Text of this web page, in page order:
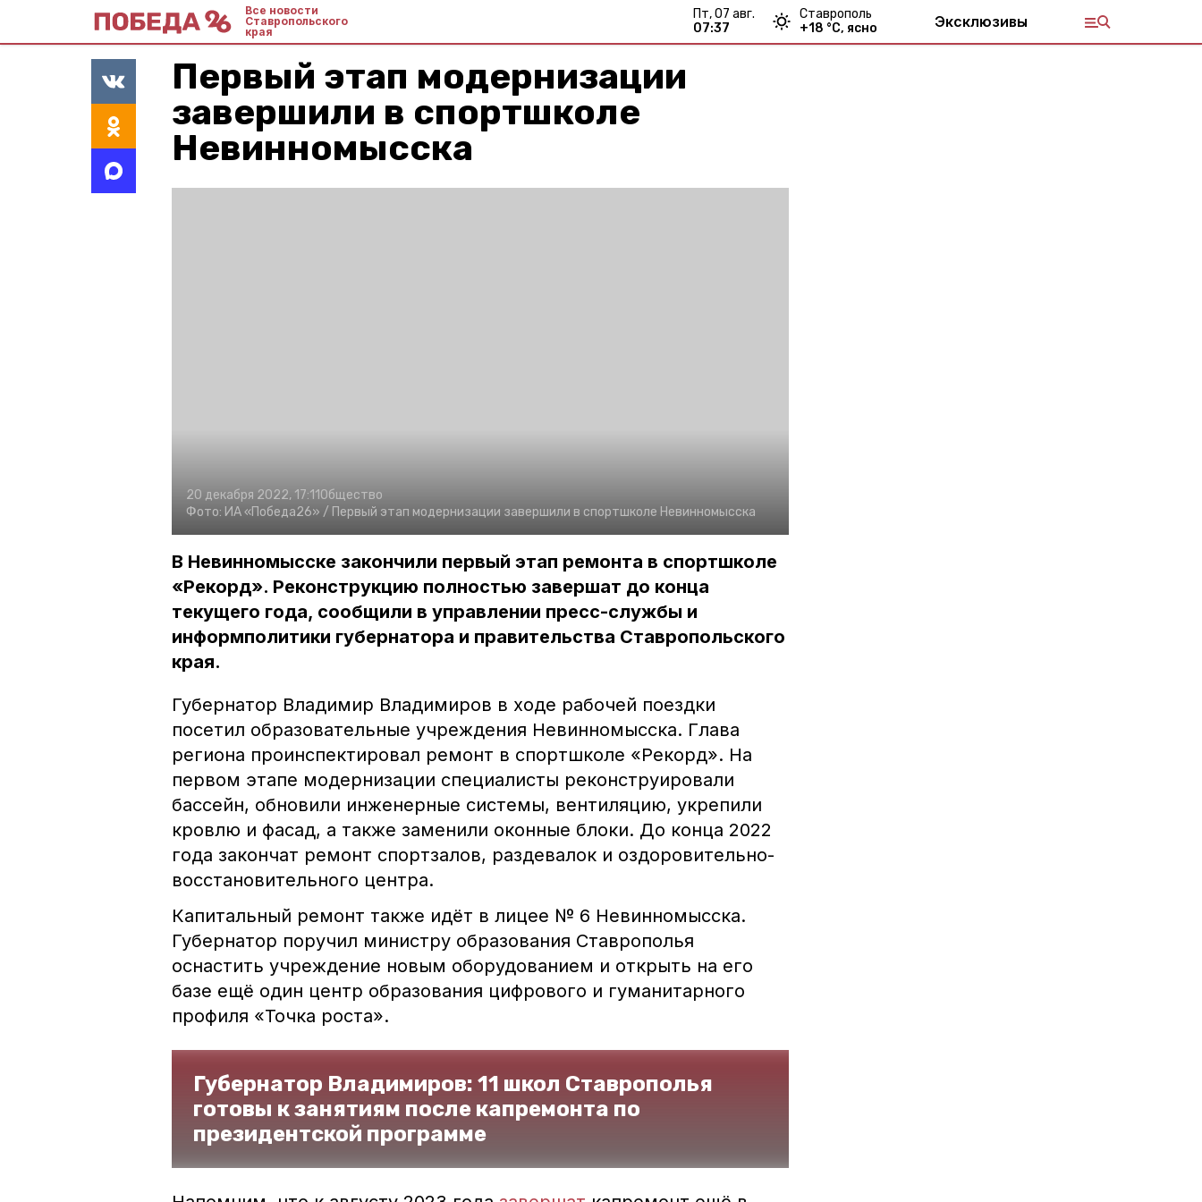
Все новости
Ставропольского
края
пт, 07 авг.
07:37
Ставрополь
+18 °С, ясно Эксклюзивы
Первый этап модернизации
завершили в спортшколе
Невинномысска
20 декабря 2022, 17:11Общество
Фото: ИА «Победа26» / Первый этап модернизации завершили в спортшколе Невинномысска
В Невинномысске закончили первый этап ремонта в спортшколе
«Рекорд». Реконструкцию полностью завершат до конца
текущего года, сообщили в управлении пресс-службы и
информполитики губернатора и правительства Ставропольского
края.
Губернатор Владимир Владимиров в ходе рабочей поездки
посетил образовательные учреждения Невинномысска. Глава
региона проинспектировал ремонт в спортшколе «Рекорд». На
первом этапе модернизации специалисты реконструировали
бассейн, обновили инженерные системы, вентиляцию, укрепили
кровлю и фасад, а также заменили оконные блоки. До конца 2022
года закончат ремонт спортзалов, раздевалок и оздоровительно-
восстановительного центра.
Капитальный ремонт также идёт в лицее № 6 Невинномысска.
Губернатор поручил министру образования Ставрополья
оснастить учреждение новым оборудованием и открыть на его
базе ещё один центр образования цифрового и гуманитарного
профиля «Точка роста».
Губернатор Владимиров: 11 школ Ставрополья
готовы к занятиям после капремонта по
президентской программе